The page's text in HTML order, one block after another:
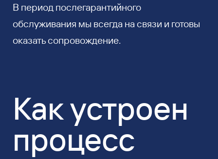
В период послегарантийного
обслуживания мы всегда на связи и готовы
оказать сопровождение.
Как устроен
процесс